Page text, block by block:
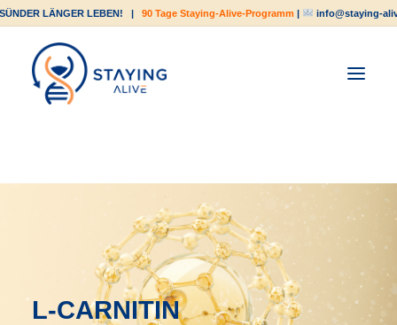
LÄNGER LEBEN! |90 Tage Staying-Alive-Programm | info@staying-
L-CARNITIN